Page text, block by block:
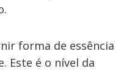
forma de essência
Este é o nível da